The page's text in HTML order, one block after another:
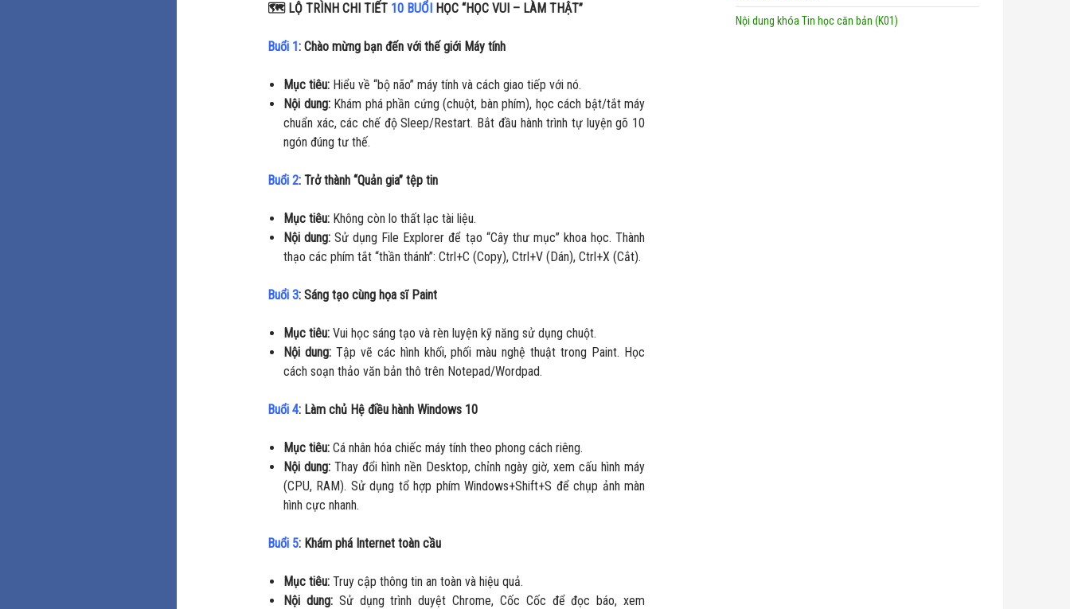
🗺️LỘ TRÌNH CHI TIẾT 10 BUỔI HỌC “HỌC VUI – LÀM THẬT”
Buổi 1: Chào mừng bạn đến với thế giới Máy tính
Mục tiêu: Hiểu về “bộ não” máy tính và cách giao tiếp với nó.
Nội dung:Khám phá phần cứng (chuột, bàn phím), học cách bật/tắt máy
chuẩn xác, các chế độ Sleep/Restart. Bắt đầu hành trình tự luyện gõ 10
ngón đúng tư thế.
Buổi 2: Trở thành “Quản gia” tệp tin
Mục tiêu: Không còn lo thất lạc tài liệu.
Nội dung: Sử dụng File Explorer để tạo “Cây thư mục” khoa học. Thành
thạo các phím tắt “thần thánh”: Ctrl+C (Copy), Ctrl+V (Dán), Ctrl+X (Cắt).
Buổi 3: Sáng tạo cùng họa sĩ Paint
Mục tiêu: Vui học sáng tạo và rèn luyện kỹ năng sử dụng chuột.
Nội dung:Tập vẽ các hình khối, phối màu nghệ thuật trong Paint. Học
cách soạn thảo văn bản thô trên Notepad/Wordpad.
Buổi 4: Làm chủ Hệ điều hành Windows 10
Mục tiêu: Cá nhân hóa chiếc máy tính theo phong cách riêng.
Nội dung: Thay đổi hình nền Desktop, chỉnh ngày giờ, xem cấu hình máy
(CPU, RAM). Sử dụng tổ hợp phím Windows+Shift+S để chụp ảnh màn
hình cực nhanh.
Buổi 5: Khám phá Internet toàn cầu
Mục tiêu: Truy cập thông tin an toàn và hiệu quả.
Nội dung:Sử dụng trình duyệt Chrome, Cốc Cốc để đọc báo, xem
Nội dung khóa Tin học căn bản (K01)